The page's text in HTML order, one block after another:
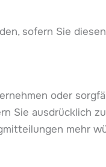
sofern Sie
oder
Sie ausdrücklich
mehr